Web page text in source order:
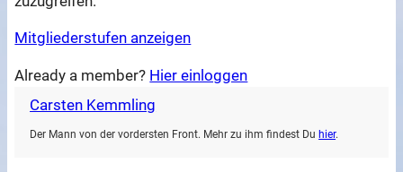
Mitgliederstufen anzeigen
Already a member? Hier einloggen
Carsten Kemmling
Der Mann von der vordersten Front. Mehr zu ihm findest Du hier.